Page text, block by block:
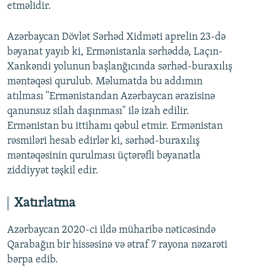
etməlidir.
Azərbaycan Dövlət Sərhəd Xidməti aprelin 23-də
bəyanat yayıb ki, Ermənistanla sərhəddə, Laçın-
Xankəndi yolunun başlanğıcında sərhəd-buraxılış
məntəqəsi qurulub. Məlumatda bu addımın
atılması "Ermənistandan Azərbaycan ərazisinə
qanunsuz silah daşınması" ilə izah edilir.
Ermənistan bu ittihamı qəbul etmir. Ermənistan
rəsmiləri hesab edirlər ki, sərhəd-buraxılış
məntəqəsinin qurulması üçtərəfli bəyanatla
ziddiyyət təşkil edir.
Xatırlatma
Azərbaycan 2020-ci ildə müharibə nəticəsində
Qarabağın bir hissəsinə və ətraf 7 rayona nəzarəti
bərpa edib.